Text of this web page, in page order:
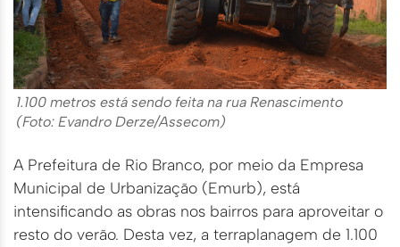
1.100 metros está sendo feita na rua Renascimento
(Foto: Evandro Derze/Assecom)
A Prefeitura de Rio Branco, por meio da Empresa
Municipal de Urbanização (Emurb), está
intensificando as obras nos bairros para aproveitar o
resto do verão. Desta vez, a terraplanagem de 1.100